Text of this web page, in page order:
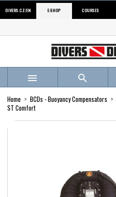
DIVERS.CZ/EN E-SHOP COURSES
 
Home BCDs - Buoyancy Compensators
ST Comfort